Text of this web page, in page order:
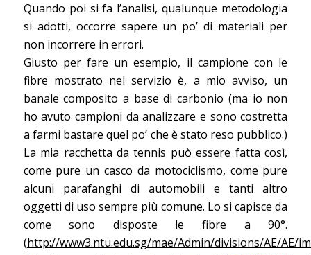
Quando poi si fa l’analisi, qualunque metodologia
si adotti, occorre sapere un po’ di materiali per
non incorrere in errori.
Giusto per fare un esempio, il campione con le
fibre mostrato nel servizio è, a mio avviso, un
banale composito a base di carbonio (ma io non
ho avuto campioni da analizzare e sono costretta
a farmi bastare quel po’ che è stato reso pubblico.)
La mia racchetta da tennis può essere fatta così,
come pure un casco da motociclismo, come pure
alcuni parafanghi di automobili e tanti altro
oggetti di uso sempre più comune. Lo si capisce da
come sono disposte le fibre a 90°.
(http://www3.ntu.edu.sg/mae/Admin/divisions/AE/AE/